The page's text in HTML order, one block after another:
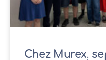
Chez Murex,